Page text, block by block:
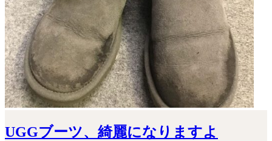
UGGブーツ、綺麗になりますよ